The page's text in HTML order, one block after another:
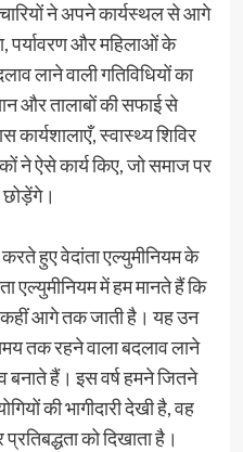
ने अपने कार्यस्थल से आगे
पर्यावरण और महिलाओं के
लाने वाली गतिविधियों का
और तालाबों की सफाई से
स्वास्थ्य शिविर
ने ऐसे कार्य किए, जो समाज पर
हुए वेदांता एल्युमीनियम के
एल्युमीनियम में हम मानते हैं कि
कहीं आगे तक जाती है। यह उन
तक रहने वाला बदलाव लाने
बनाते हैं। इस वर्ष हमने जितने
की भागीदारी देखी है, वह
को दिखाता है।